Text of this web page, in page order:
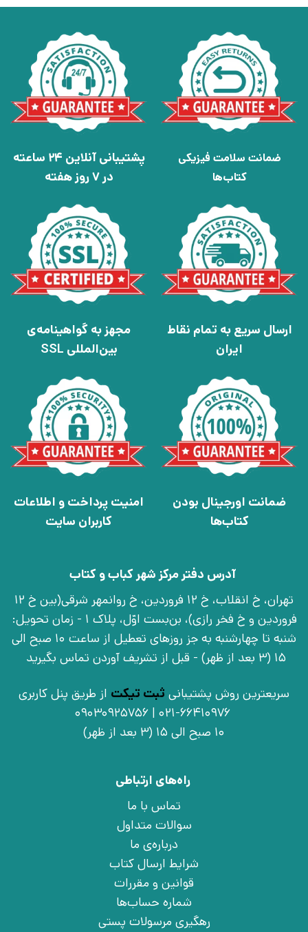
ضمانت سلامت فیزیکی
کتاب‌ها
پشتیبانی آنلاین 24 ساعته
در 7 روز هفته
ارسال سریع به تمام نقاط
ایران
مجهز به گواهینامه‌ی
بین‌المللی SSL
ضمانت اورجینال بودن
کتاب‌ها
امنیت پرداخت و اطلاعات
کاربران سایت
آدرس دفتر مرکز شهر کباب و کتاب
تهران، خ انقلاب، خ 12 فروردین، خ روانمهر شرقی(بین خ 12
فروردین و خ فخر رازی)، بن‌بست اوّل، پلاک 1 - زمان تحویل:
شنبه تا چهارشنبه به جز روزهای تعطیل از ساعت 10 صبح الی
15 (3 بعد از ظهر) - قبل از تشریف آوردن تماس بگیرید
سریعترین روش پشتیبانی ثبت تیکت از طریق پنل کاربری
021-66410976 | 09030925756
10 صبح الی 15 (3 بعد از ظهر)
راه‌های ارتباطی
تماس با ما
سوالات متداول
درباره‌ی ما
شرایط ارسال کتاب
قوانین و مقررات
شماره حساب‌ها
رهگیری مرسولات پستی